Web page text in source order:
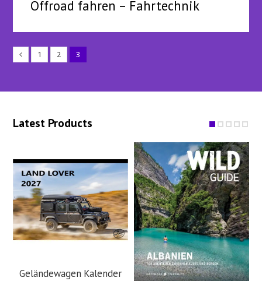
Offroad fahren – Fahrtechnik
1 2 3
Latest Products
Geländewagen Kalender